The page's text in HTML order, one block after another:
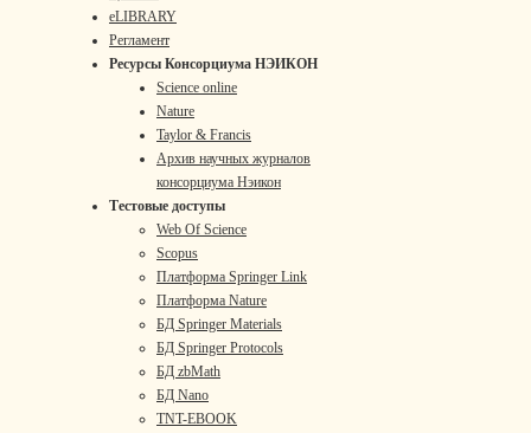
eLIBRARY
Регламент
Ресурсы Консорциума НЭИКОН
Science online
Nature
Taylor & Francis
Архив научных журналов
консорциума Нэикон
Тестовые доступы
Web Of Science
Scopus
Платформа Springer Link
Платформа Nature
БД Springer Materials
БД Springer Protocols
БД zbMath
БД Nano
TNT-EBOOK